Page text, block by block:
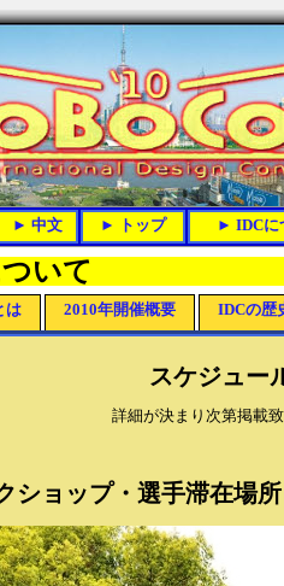
いて
は 2010年開催概要 IDCの歴
スケジュー
詳細が決まり次第掲載
ショップ・選手滞在場